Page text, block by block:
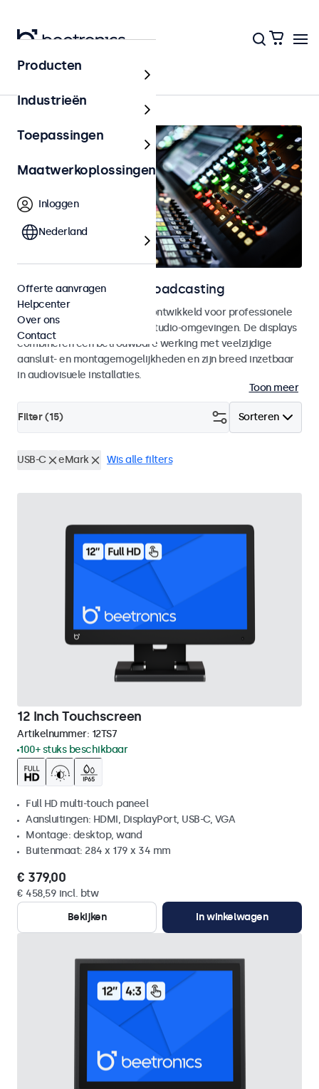
Home
Displays voor AV en broadcasting
Monitoren en touchscreens, ontwikkeld voor professionele
AV-integrators en gebruik in studio-omgevingen. De displays
combineren een betrouwbare werking met veelzijdige
aansluit- en montagemogelijkheden en zijn breed inzetbaar
in audiovisuele installaties.
Toon meer
Sorteren
Filter (15)
USB-C eMark Wis alle filters
12 Inch Touchscreen
Artikelnummer: 12TS7
100+ stuks beschikbaar
Full HD multi-touch paneel
Aansluitingen: HDMI, DisplayPort, USB-C, VGA
Montage: desktop, wand
Buitenmaat: 284 x 179 x 34 mm
€ 379,00
€ 458,59 incl. btw
Bekijken
In winkelwagen
Producten
Industrieën
Toepassingen
Maatwerkoplossingen
Inloggen
Nederland
Offerte aanvragen
Helpcenter
Over ons
Contact